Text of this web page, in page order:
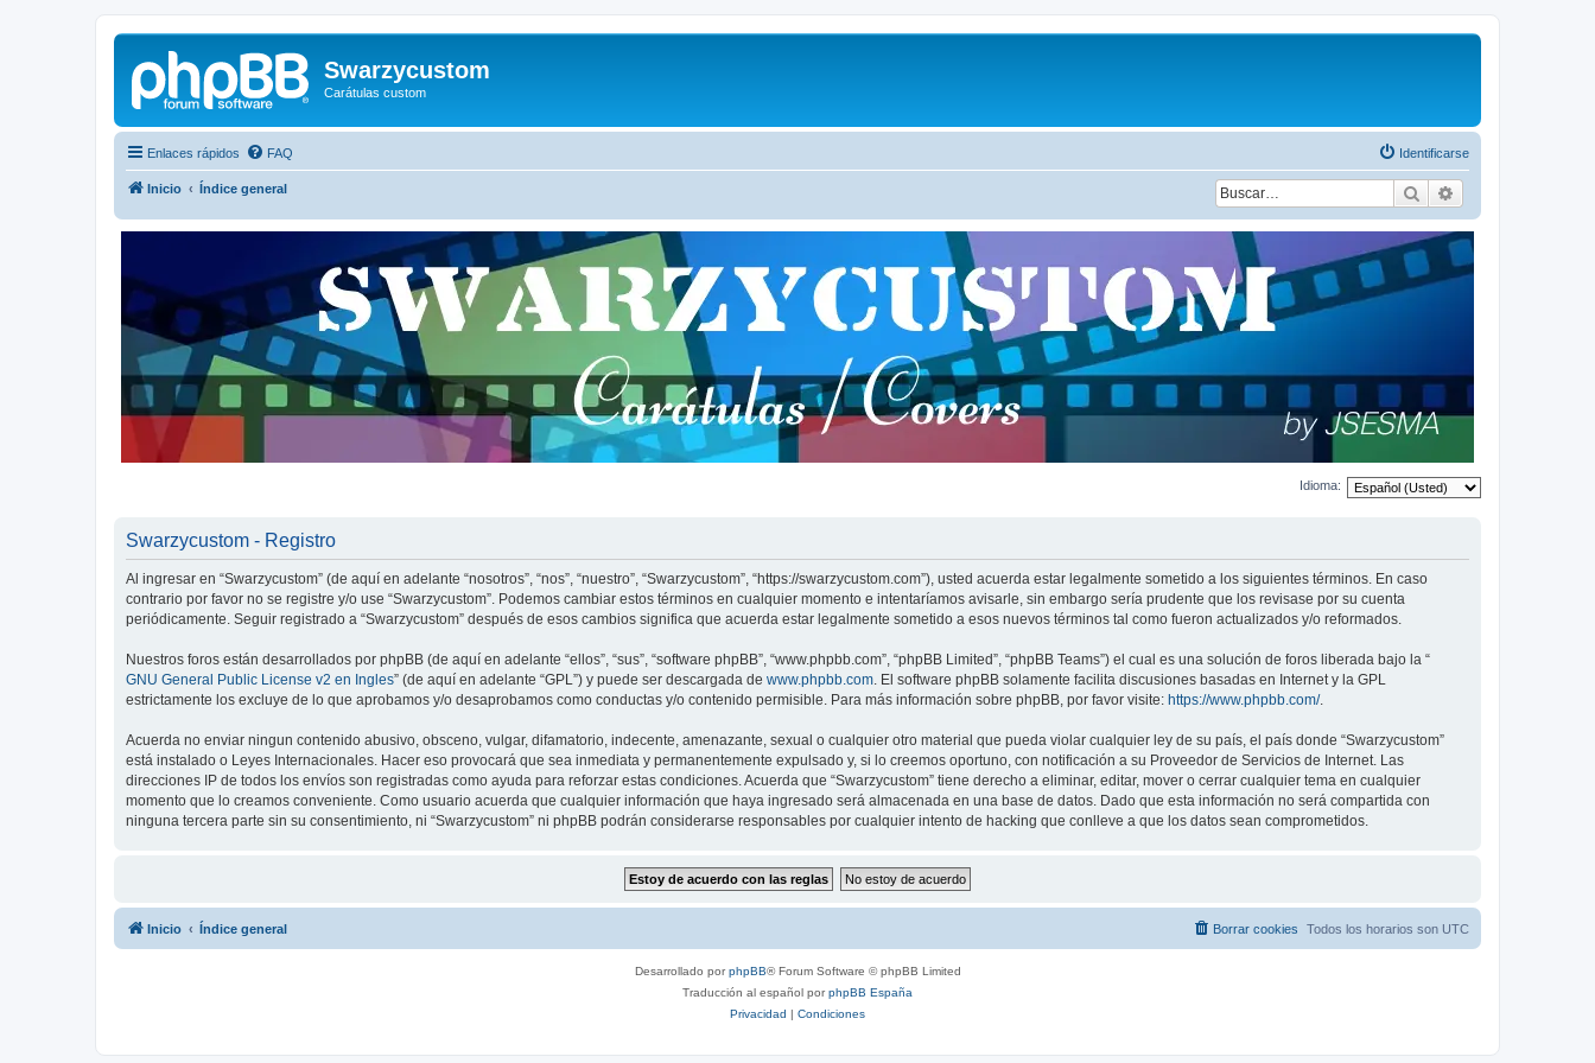
Swarzycustom
Carátulas custom
Enlaces rápidos FAQ Identificarse
Inicio Índice general Buscar
Idioma:
Swarzycustom - Registro
Al ingresar en “Swarzycustom” (de aquí en adelante “nosotros”, “nos”, “nuestro”, “Swarzycustom”, “https://swarzycustom.com”), usted acuerda estar legalmente sometido a los siguientes términos. En caso
contrario por favor no se registre y/o use “Swarzycustom”. Podemos cambiar estos términos en cualquier momento e intentaríamos avisarle, sin embargo sería prudente que los revisase por su cuenta
periódicamente. Seguir registrado a “Swarzycustom” después de esos cambios significa que acuerda estar legalmente sometido a esos nuevos términos tal como fueron actualizados y/o reformados.
Nuestros foros están desarrollados por phpBB (de aquí en adelante “ellos”, “sus”, “software phpBB”, “www.phpbb.com”, “phpBB Limited”, “phpBB Teams”) el cual es una solución de foros liberada bajo la “
GNU General Public License v2 en Ingles” (de aquí en adelante “GPL”) y puede ser descargada de www.phpbb.com. El software phpBB solamente facilita discusiones basadas en Internet y la GPL
estrictamente los excluye de lo que aprobamos y/o desaprobamos como conductas y/o contenido permisible. Para más información sobre phpBB, por favor visite: https://www.phpbb.com/.
Acuerda no enviar ningun contenido abusivo, obsceno, vulgar, difamatorio, indecente, amenazante, sexual o cualquier otro material que pueda violar cualquier ley de su país, el país donde “Swarzycustom”
está instalado o Leyes Internacionales. Hacer eso provocará que sea inmediata y permanentemente expulsado y, si lo creemos oportuno, con notificación a su Proveedor de Servicios de Internet. Las
direcciones IP de todos los envíos son registradas como ayuda para reforzar estas condiciones. Acuerda que “Swarzycustom” tiene derecho a eliminar, editar, mover o cerrar cualquier tema en cualquier
momento que lo creamos conveniente. Como usuario acuerda que cualquier información que haya ingresado será almacenada en una base de datos. Dado que esta información no será compartida con
ninguna tercera parte sin su consentimiento, ni “Swarzycustom” ni phpBB podrán considerarse responsables por cualquier intento de hacking que conlleve a que los datos sean comprometidos.
Inicio Índice general Todos los horarios son UTC
Borrar cookies
Desarrollado porphpBB® Forum Software © phpBB Limited
Traducción al español porphpBB España
Privacidad | Condiciones